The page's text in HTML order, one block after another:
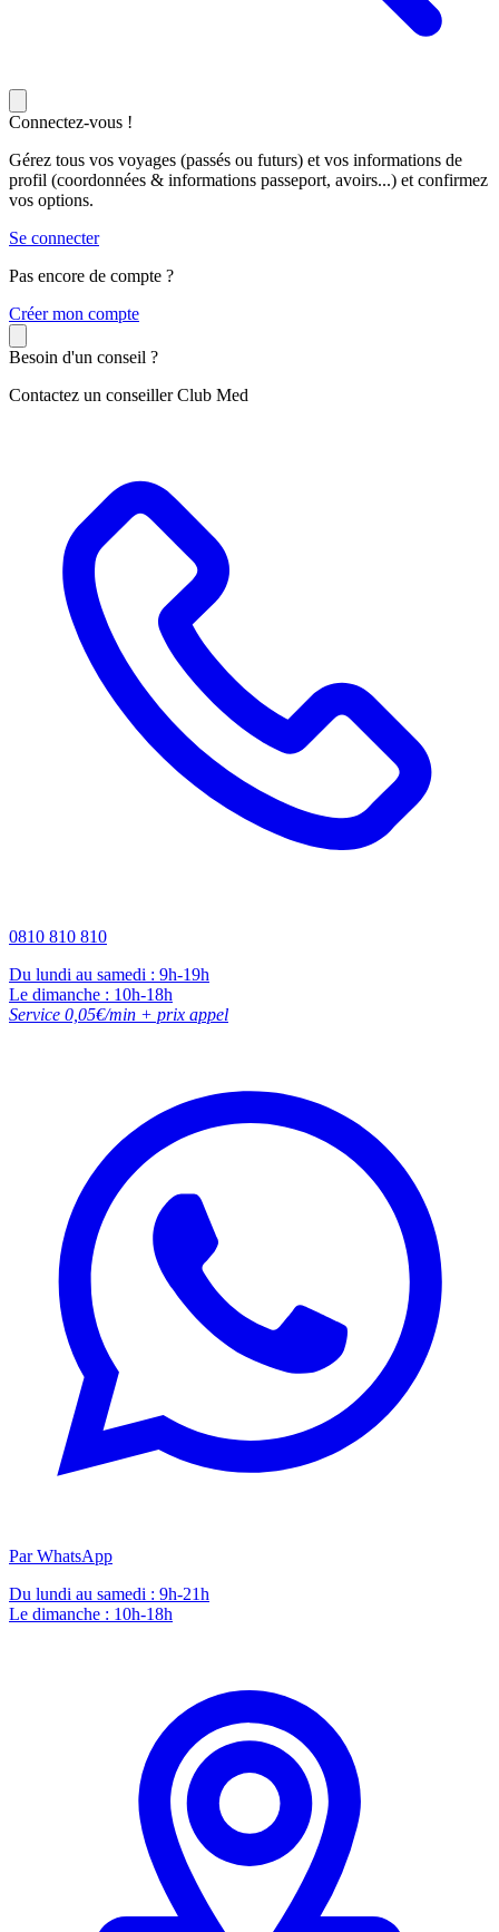
Connectez-vous !
Gérez tous vos voyages (passés ou futurs) et vos informations de
profil (coordonnées & informations passeport, avoirs...) et confirmez
vos options.
Se connecter
Pas encore de compte ?
Créer mon compte
Besoin d'un conseil ?
Contactez un conseiller Club Med
0810 810 810
Du lundi au samedi : 9h-19h
Le dimanche : 10h-18h
Service 0,05€/min + prix appel
Par WhatsApp
Du lundi au samedi : 9h-21h
Le dimanche : 10h-18h